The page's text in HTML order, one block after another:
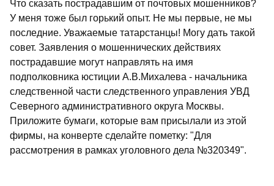
Что сказать пострадавшим от почтовых мошенников?
У меня тоже был горький опыт. Не мы первые, не мы
последние. Уважаемые татарстанцы! Могу дать такой
совет. Заявления о мошеннических действиях
пострадавшие могут направлять на имя
подполковника юстиции А.В.Михалева - начальника
следственной части следственного управления УВД
Северного административного округа Москвы.
Приложите бумаги, которые вам присылали из этой
фирмы, на конверте сделайте пометку: "Для
рассмотрения в рамках уголовного дела №320349".